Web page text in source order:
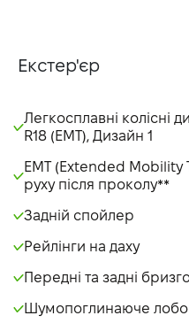
Екстер'єр
Легкосплавні колісні
R18 (EMT), Дизайн 1
EMT (Extended Mobility
руху після проколу**
Задній спойлер
Рейлінги на даху
Передні та задні
Шумопоглинаюче